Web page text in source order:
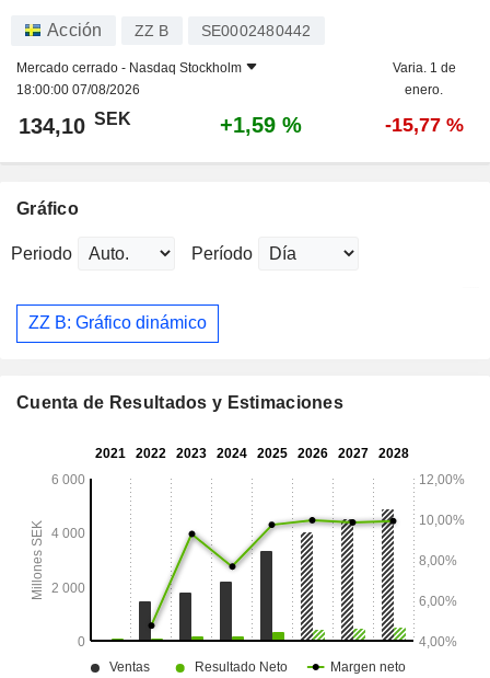
Acción ZZ B SE0002480442
Mercado cerrado - Nasdaq Stockholm
18:00:00 07/08/2026
Varia. 1 de
enero.
134,10 SEK +1,59 % -15,77 %
Gráfico
Periodo Período
ZZ B: Gráfico dinámico
Cuenta de Resultados y Estimaciones